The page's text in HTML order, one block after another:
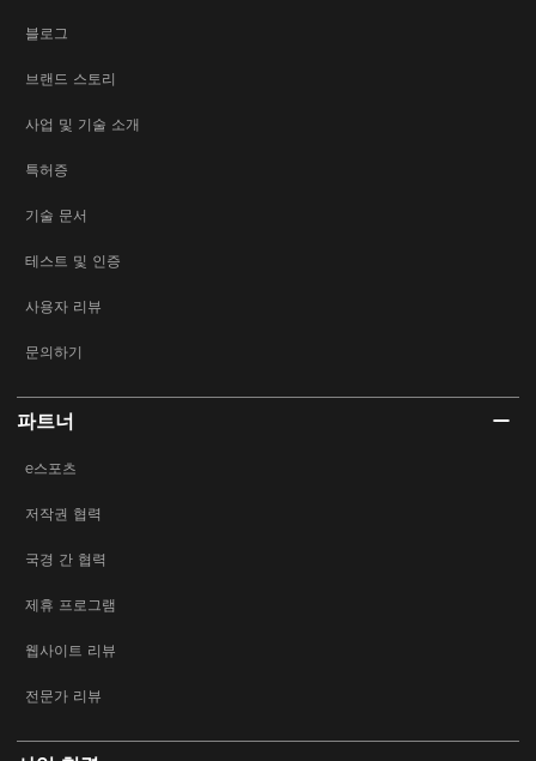
블로그
브랜드 스토리
사업 및 기술 소개
특허증
기술 문서
테스트 및 인증
사용자 리뷰
문의하기
파트너
e스포츠
저작권 협력
국경 간 협력
제휴 프로그램
웹사이트 리뷰
전문가 리뷰